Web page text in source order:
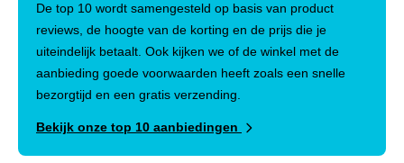
De top 10 wordt samengesteld op basis van product
reviews, de hoogte van de korting en de prijs die je
uiteindelijk betaalt. Ook kijken we of de winkel met de
aanbieding goede voorwaarden heeft zoals een snelle
bezorgtijd en een gratis verzending.
Bekijk onze top 10 aanbiedingen